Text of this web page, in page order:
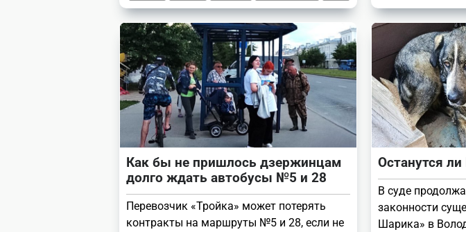
Как бы не пришлось дзержинцам
долго ждать автобусы №5 и 28
Перевозчик «Тройка» может потерять
контракты на маршруты №5 и 28, если не
Останутся
В суде
законности
Шарика» в